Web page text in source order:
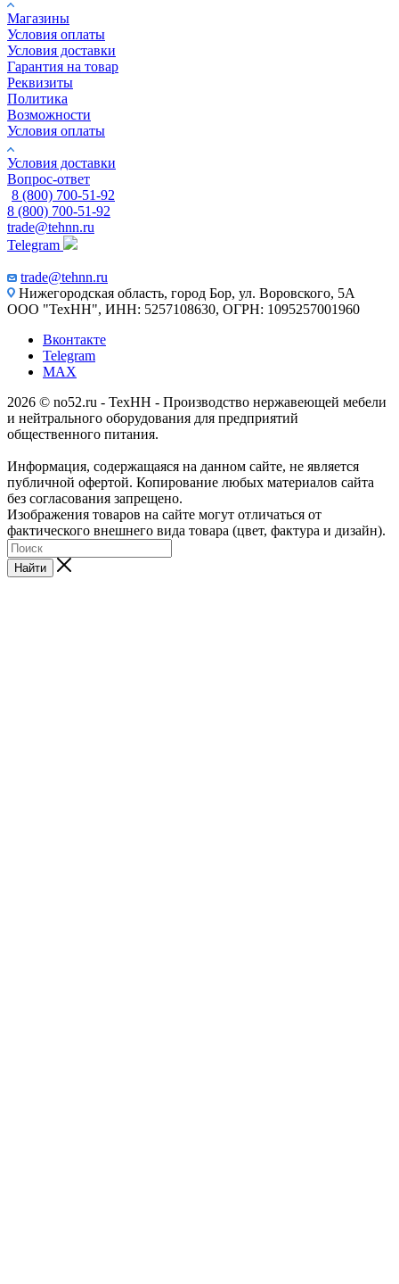
Магазины
Условия оплаты
Условия доставки
Гарантия на товар
Реквизиты
Политика
Возможности
Условия оплаты
Условия доставки
Вопрос-ответ
8 (800) 700-51-92
8 (800) 700-51-92
trade@tehnn.ru
Telegram
trade@tehnn.ru
Нижегородская область, город Бор, ул. Воровского, 5А
ООО "ТехНН", ИНН: 5257108630, ОГРН: 1095257001960
Вконтакте
Telegram
MAX
2026 © no52.ru - ТехНН - Производство нержавеющей мебели
и нейтрального оборудования для предприятий
общественного питания.
Информация, содержащаяся на данном сайте, не является
публичной офертой. Копирование любых материалов сайта
без согласования запрещено.
Изображения товаров на сайте могут отличаться от
фактического внешнего вида товара (цвет, фактура и дизайн).
Найти